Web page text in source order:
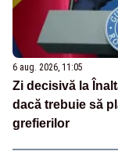
6 aug. 2026, 11:05
Zi decisivă la
dacă trebuie să
grefierilor